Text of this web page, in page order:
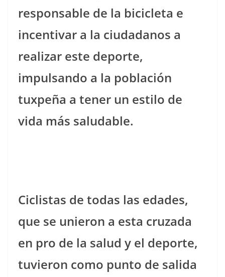
responsable de la bicicleta e
incentivar a la ciudadanos a
realizar este deporte,
impulsando a la población
tuxpeña a tener un estilo de
vida más saludable.
Ciclistas de todas las edades,
que se unieron a esta cruzada
en pro de la salud y el deporte,
tuvieron como punto de salida